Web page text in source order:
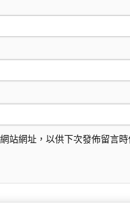
站網址，以供下次發佈留言時